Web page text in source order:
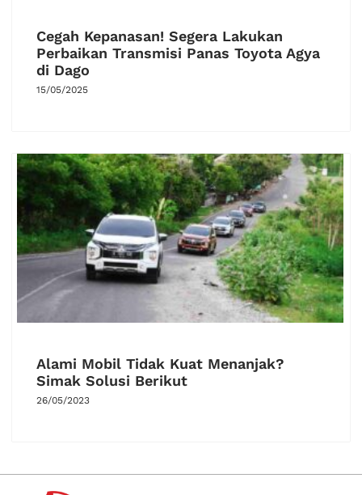
Cegah Kepanasan! Segera Lakukan
Perbaikan Transmisi Panas Toyota Agya
di Dago
15/05/2025
Alami Mobil Tidak Kuat Menanjak?
Simak Solusi Berikut
26/05/2023